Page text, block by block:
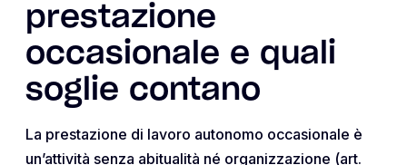
prestazione
occasionale e quali
soglie contano
La prestazione di lavoro autonomo occasionale è
un’attività senza abitualità né organizzazione (art.